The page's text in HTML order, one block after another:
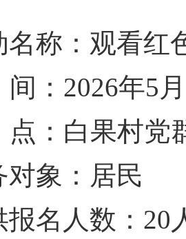
名称：观看红
：2026年5
：白果村党
对象：居民
报名人数：20